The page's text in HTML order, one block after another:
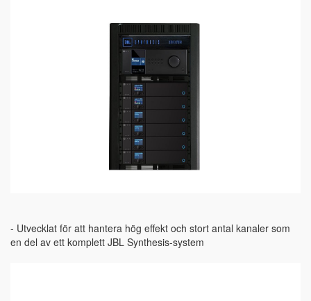
- Utvecklat för att hantera hög effekt och stort antal kanaler som
en del av ett komplett JBL Synthesis-system